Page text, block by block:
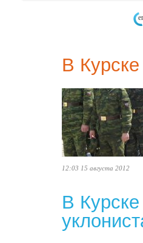
В Курске
12:03 15 августа 2012
В